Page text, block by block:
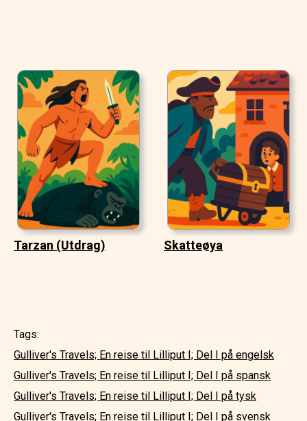
Tarzan (Utdrag) Skatteøya
Tags:
Gulliver's Travels; En reise til Lilliput I; Del I på engelsk
Gulliver's Travels; En reise til Lilliput I; Del I på spansk
Gulliver's Travels; En reise til Lilliput I; Del I på tysk
Gulliver's Travels; En reise til Lilliput I; Del I på svensk